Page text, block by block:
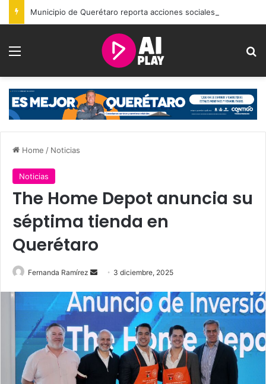
Menu
Home / Noticias
Noticias
The Home Depot anuncia su
séptima tienda en
Querétaro
Fernanda Ramírez
Send
email
3 diciembre, 2025